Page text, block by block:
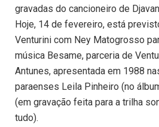
gravadas do cancioneiro de
Hoje, 14 de fevereiro, está
Venturini com Ney Matogrosso
música Besame, parceria de
Antunes, apresentada em 1988
paraenses Leila Pinheiro (no
(em gravação feita para a trilha
tudo).